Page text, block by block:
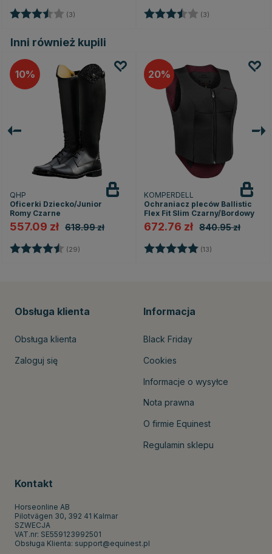
Ocena: (3) Ocena: (3)
Inni również kupili
10
QHP
Oficerki Dziecko/Junior
Romy Czarne
557.09 zł 618.99 zł
Ocena: (29) 4.5 na 5 gwiazdek
20
KOMPERDELL
Ochraniacz pleców Ballistic
Flex Fit Slim Czarny/Bordowy
672.76 zł 840.95 zł
Ocena: (13)
Obsługa klienta
Obsługa klienta
Zaloguj się
Informacja
Black Friday
Cookies
Informacje o wysyłce
Nota prawna
O firmie Equinest
Regulamin sklepu
Kontakt
Horseonline AB
Pilotvägen 30, 392 41 Kalmar
SZWECJA
VAT.nr: SE559123992501
Obsługa Klienta: support@equinest.pl